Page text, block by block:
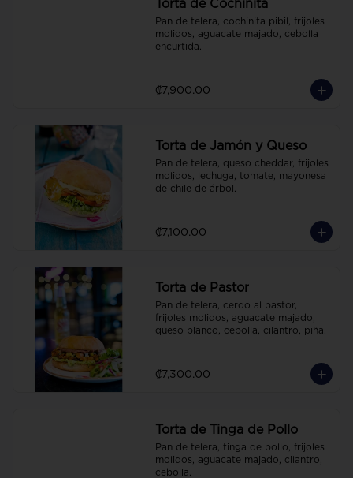
Torta de Cochinita
Pan de telera, cochinita pibil, frijoles
molidos, aguacate majado, cebolla
encurtida.
₡7,900.00
Torta de Jamón y Queso
Pan de telera, queso cheddar, frijoles
molidos, lechuga, tomate, mayonesa
de chile de árbol.
₡7,100.00
Torta de Pastor
Pan de telera, cerdo al pastor,
frijoles molidos, aguacate majado,
queso blanco, cebolla, cilantro, piña.
₡7,300.00
Torta de Tinga de Pollo
Pan de telera, tinga de pollo, frijoles
molidos, aguacate majado, cilantro,
cebolla.